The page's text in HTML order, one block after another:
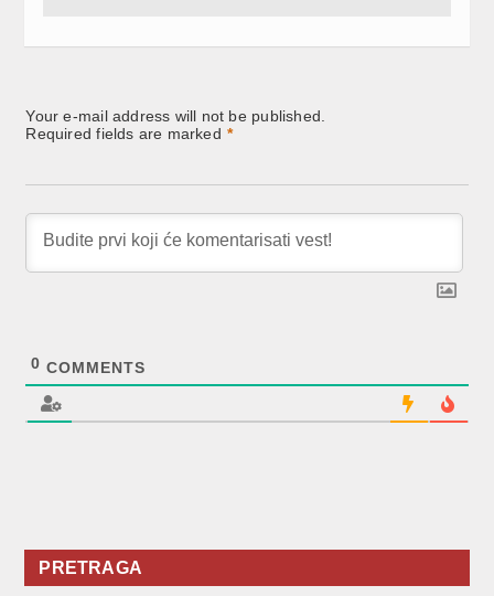
Your e-mail address will not be published.
Required fields are marked *
0 COMMENTS
PRETRAGA